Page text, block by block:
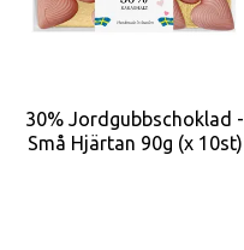
30% Jordgubbschoklad -
Små Hjärtan 90g (x 10st)